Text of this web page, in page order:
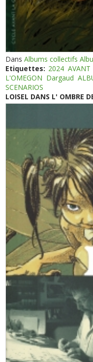
DansAlbums collectifs
Etiquettes: 2024 AVANT
L'OMEGON Dargaud
SCENARIOS
LOISEL DANS L' OMBRE